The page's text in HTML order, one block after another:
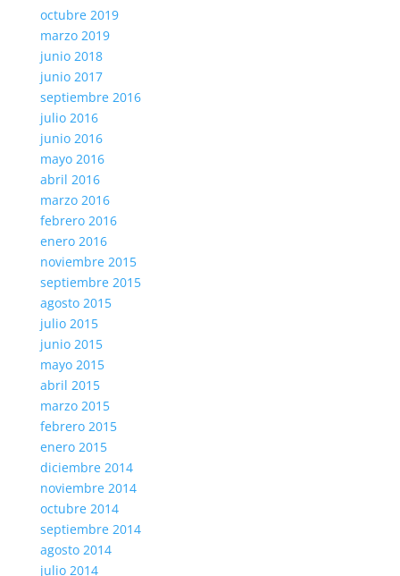
octubre 2019
marzo 2019
junio 2018
junio 2017
septiembre 2016
julio 2016
junio 2016
mayo 2016
abril 2016
marzo 2016
febrero 2016
enero 2016
noviembre 2015
septiembre 2015
agosto 2015
julio 2015
junio 2015
mayo 2015
abril 2015
marzo 2015
febrero 2015
enero 2015
diciembre 2014
noviembre 2014
octubre 2014
septiembre 2014
agosto 2014
julio 2014